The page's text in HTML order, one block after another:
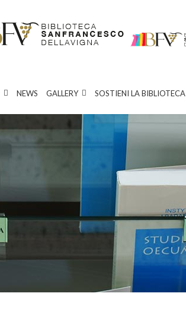
NEWS GALLERY SOSTIENI LA BIBLIOTECA